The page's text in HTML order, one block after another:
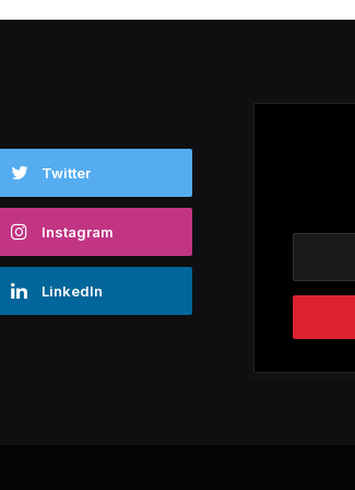
Twitter
Instagram
LinkedIn